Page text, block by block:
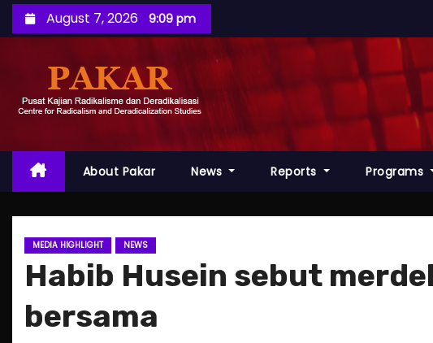
k
c
n
August 7, 2026 9:09 pm
About Pakar News Reports Programs
MEDIA HIGHLIGHT NEWS
Habib Husein sebut
bersama